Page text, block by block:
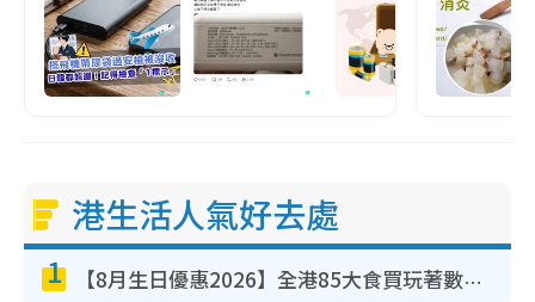
港生活人氣好去處
1 【8月生日優惠2026】全港85大食買玩著數攻略 自助餐/火鍋放題同行免費＋誠品/DONKI送現金券